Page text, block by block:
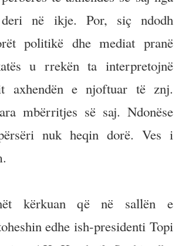
në ikje. Por, siç ndodh
politikë dhe mediat pranë
u rrekën ta interpretojnë
axhendën e njoftuar të znj.
mbërritjes së saj. Ndonëse
nuk heqin dorë. Ves i
kërkuan që në sallën e
edhe ish-presidenti Topi